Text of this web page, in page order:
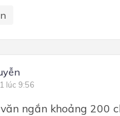
lúc 9:56
ngắn khoảng 200